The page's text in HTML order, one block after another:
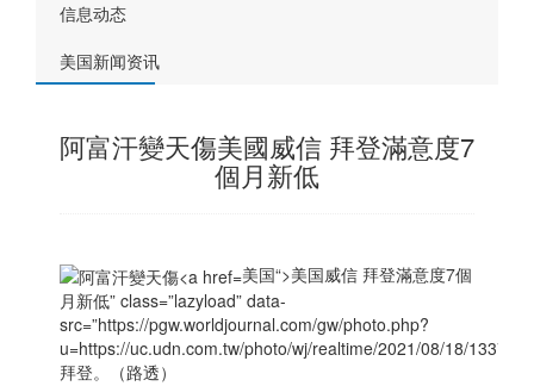
信息动态
美国新闻资讯
阿富汗變天傷美國威信 拜登滿意度7
個月新低
美国“>美国威信 拜登滿意度7個
月新低” class=”lazyload” data-
src=”https://pgw.worldjournal.com/gw/photo.php?
u=https://uc.udn.com.tw/photo/wj/realtime/2021/08/18/
拜登。（路透）